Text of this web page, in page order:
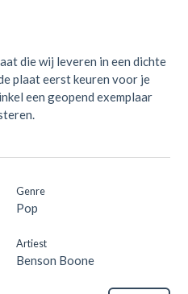
die wij leveren in een dichte
plaat eerst keuren voor je
een geopend exemplaar
Genre
Pop
Artiest
Benson Boone